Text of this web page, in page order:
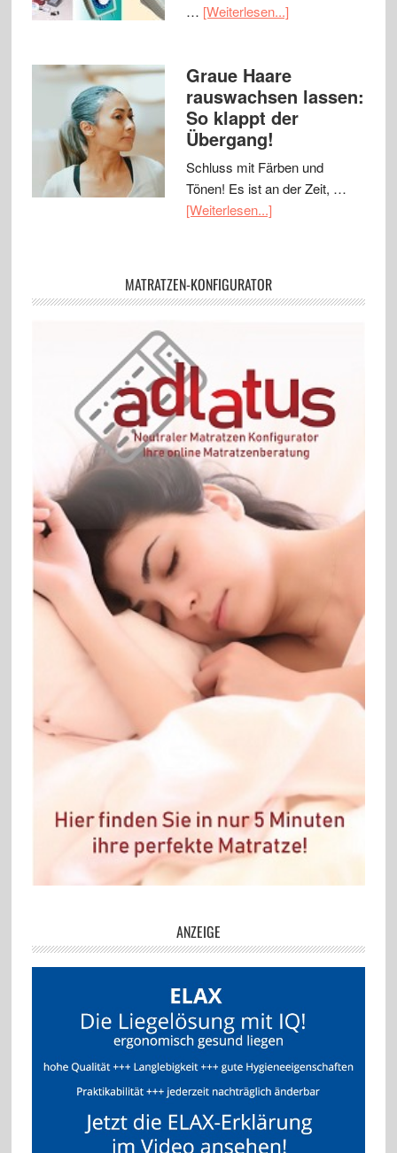
… [Weiterlesen...]
Graue Haare
rauswachsen lassen:
So klappt der
Übergang!
Schluss mit Färben und
Tönen! Es ist an der Zeit, …
[Weiterlesen...]
MATRATZEN-KONFIGURATOR
ANZEIGE